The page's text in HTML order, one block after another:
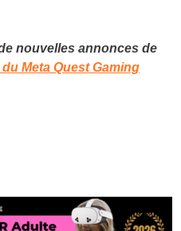
nouvelles annonces de
Meta Quest Gaming